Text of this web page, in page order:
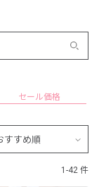
セール価格
すすめ順
1-42 件